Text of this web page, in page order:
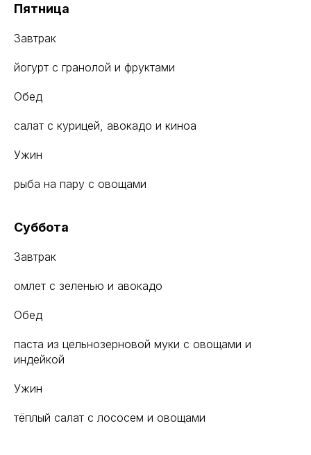
Пятница
Завтрак
йогурт с гранолой и фруктами
Обед
салат с курицей, авокадо и киноа
Ужин
рыба на пару с овощами
Суббота
Завтрак
омлет с зеленью и авокадо
Обед
паста из цельнозерновой муки с овощами и
индейкой
Ужин
тёплый салат с лососем и овощами